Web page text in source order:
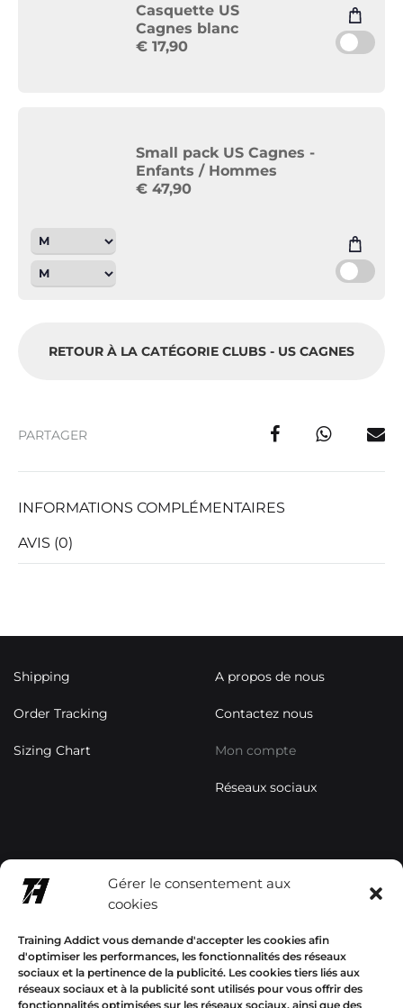
Gérer le consentement aux
cookies
Training Addict vous demande d'accepter les cookies afin
d'optimiser les performances, les fonctionnalités des réseaux
sociaux et la pertinence de la publicité. Les cookies tiers liés aux
réseaux sociaux et à la publicité sont utilisés pour vous offrir des
fonctionnalités optimisées sur les réseaux sociaux, ainsi que des
Casquette US
Cagnes blanc
€ 17,90
Small pack US Cagnes -
Enfants / Hommes
€ 47,90
RETOUR À LA CATÉGORIE CLUBS - US CAGNES
PARTAGER
INFORMATIONS COMPLÉMENTAIRES
AVIS (0)
Shipping
Order Tracking
Sizing Chart
A propos de nous
Contactez nous
Mon compte
Réseaux sociaux
p.com